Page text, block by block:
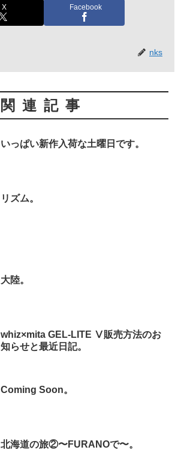
X Facebook
nks
関連記事
いっぱい新作入荷な土曜日です。
リズム。
大陸。
whiz×mita GEL-LITE Ⅴ販売方法のお
知らせと最近日記。
Coming Soon。
北海道の旅②〜FURANOで〜。